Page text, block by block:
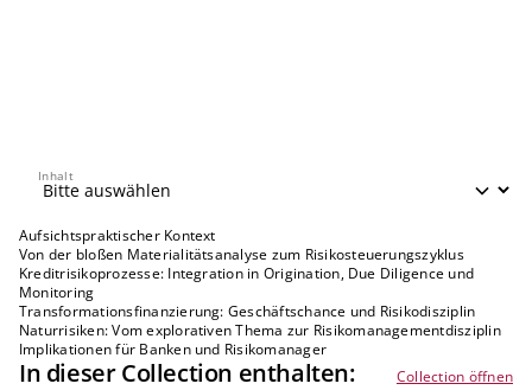
Inhalt
Inhalt
Aufsichtspraktischer Kontext
Von der bloßen Materialitätsanalyse zum Risikosteuerungszyklus
Kreditrisikoprozesse: Integration in Origination, Due Diligence und
Monitoring
Transformationsfinanzierung: Geschäftschance und Risikodisziplin
Naturrisiken: Vom explorativen Thema zur Risikomanagementdisziplin
Implikationen für Banken und Risikomanager
In dieser Collection enthalten:
Collection öffnen